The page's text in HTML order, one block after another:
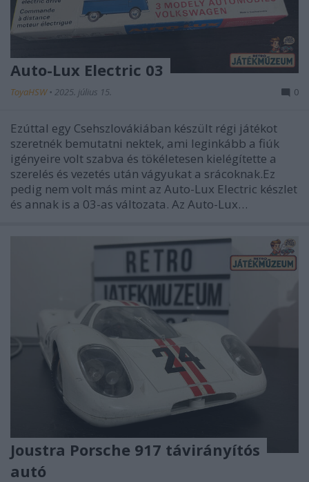
Auto-Lux Electric 03
ToyaHSW • 2025. július 15. 0
Ezúttal egy Csehszlovákiában készült régi játékot
szeretnék bemutatni nektek, ami leginkább a fiúk
igényeire volt szabva és tökéletesen kielégítette a
szerelés és vezetés után vágyukat a srácoknak.Ez
pedig nem volt más mint az Auto-Lux Electric készlet
és annak is a 03-as változata. Az Auto-Lux…
Joustra Porsche 917 távirányítós
autó